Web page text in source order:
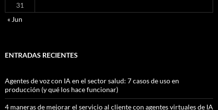
31
« Jun
ENTRADAS RECIENTES
Agentes de voz con IA en el sector salud: 7 casos de uso en
producción (y qué los hace funcionar)
4 maneras de mejorar el servicio al cliente con agentes virtuales de IA